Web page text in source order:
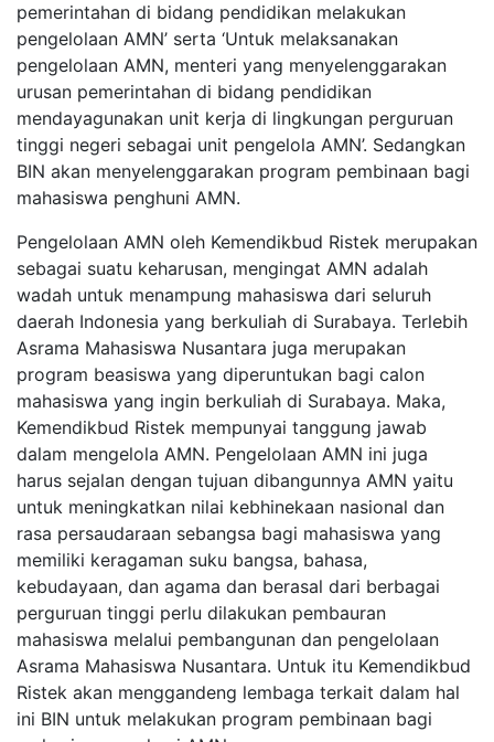
pemerintahan di bidang pendidikan melakukan
pengelolaan AMN’ serta ‘Untuk melaksanakan
pengelolaan AMN, menteri yang menyelenggarakan
urusan pemerintahan di bidang pendidikan
mendayagunakan unit kerja di lingkungan perguruan
tinggi negeri sebagai unit pengelola AMN’. Sedangkan
BIN akan menyelenggarakan program pembinaan bagi
mahasiswa penghuni AMN.
Pengelolaan AMN oleh Kemendikbud Ristek merupakan
sebagai suatu keharusan, mengingat AMN adalah
wadah untuk menampung mahasiswa dari seluruh
daerah Indonesia yang berkuliah di Surabaya. Terlebih
Asrama Mahasiswa Nusantara juga merupakan
program beasiswa yang diperuntukan bagi calon
mahasiswa yang ingin berkuliah di Surabaya. Maka,
Kemendikbud Ristek mempunyai tanggung jawab
dalam mengelola AMN. Pengelolaan AMN ini juga
harus sejalan dengan tujuan dibangunnya AMN yaitu
untuk meningkatkan nilai kebhinekaan nasional dan
rasa persaudaraan sebangsa bagi mahasiswa yang
memiliki keragaman suku bangsa, bahasa,
kebudayaan, dan agama dan berasal dari berbagai
perguruan tinggi perlu dilakukan pembauran
mahasiswa melalui pembangunan dan pengelolaan
Asrama Mahasiswa Nusantara. Untuk itu Kemendikbud
Ristek akan menggandeng lembaga terkait dalam hal
ini BIN untuk melakukan program pembinaan bagi